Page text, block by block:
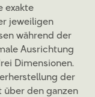
exakte
jeweiligen
während der
Ausrichtung
Dimensionen.
der
über den ganzen